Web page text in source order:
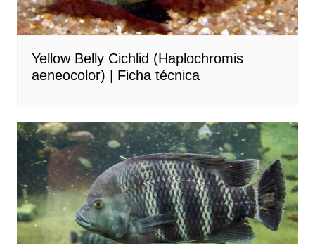
Yellow Belly Cichlid (Haplochromis
aeneocolor) | Ficha técnica